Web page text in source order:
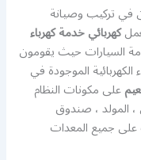
تركيب وصيانة
كهربائي خدمة كهرباء
السيارات حيث يقومون
الموجودة في
على مكونات النظام
، المولد ، صندوق
جميع المعدات